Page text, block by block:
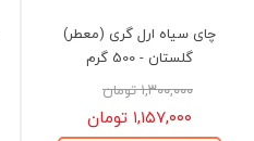
چای سیاه ارل گری (معطر)
گلستان - 500 گرم
۱,۳۰۰,۰۰۰ تومان
۱,۱۵۷,۰۰۰ تومان